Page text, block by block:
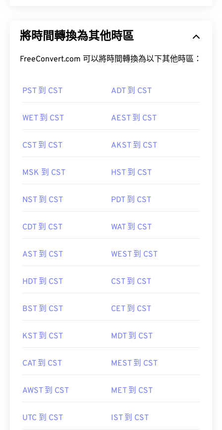
將時間轉換為其他時區
FreeConvert.com 可以將時間轉換為以下其他時區：
PST 到 CST ADT 到 CST
WET 到 CST AEST 到 CST
CST 到 CST AKST 到 CST
MSK 到 CST HST 到 CST
NST 到 CST PDT 到 CST
CDT 到 CST WAT 到 CST
AST 到 CST WEST 到 CST
HDT 到 CST CST 到 CST
BST 到 CST CET 到 CST
KST 到 CST MDT 到 CST
CAT 到 CST MEST 到 CST
AWST 到 CST MET 到 CST
UTC 到 CST IST 到 CST